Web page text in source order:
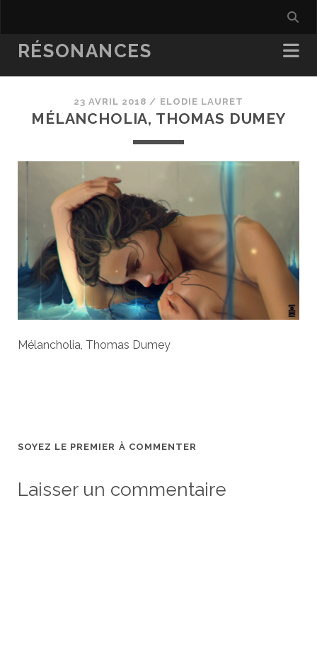
RÉSONANCES
23 AVRIL 2018 / ELODIE LAURET
MÉLANCHOLIA, THOMAS DUMEY
Mélancholia, Thomas Dumey
SOYEZ LE PREMIER À COMMENTER
Laisser un commentaire